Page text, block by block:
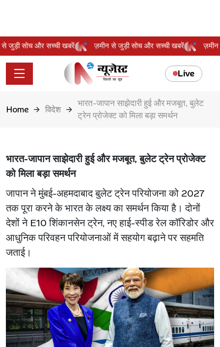
से जुड़ी सोच और सच्ची खबरें ज़मीन से जुड़ी सोच और सच्ची खबरें
Live
Home विदेश
भारत-जापान साझेदारी हुई और मजबूत, बुलेट
ट्रेन प्रोजेक्ट को मिला बड़ा समर्थन
भारत-जापान साझेदारी हुई और मजबूत, बुलेट ट्रेन प्रोजेक्ट
को मिला बड़ा समर्थन
जापान ने मुंबई-अहमदाबाद बुलेट ट्रेन परियोजना को 2027
तक पूरा करने के भारत के लक्ष्य का समर्थन किया है। दोनों
देशों ने E10 शिंकानसेन ट्रेन, नए हाई-स्पीड रेल कॉरिडोर और
आधुनिक परिवहन परियोजनाओं में सहयोग बढ़ाने पर सहमति
जताई।